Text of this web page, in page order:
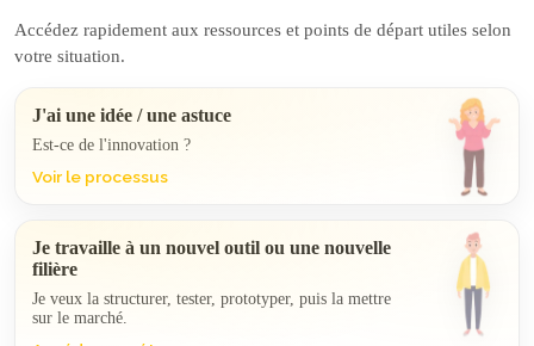
Accédez rapidement aux ressources et points de départ utiles selon
votre situation.
J'ai une idée / une astuce
Est-ce de l'innovation ?
Voir le processus
Je travaille à un nouvel outil ou une nouvelle
filière
Je veux la structurer, tester, prototyper, puis la mettre
sur le marché.